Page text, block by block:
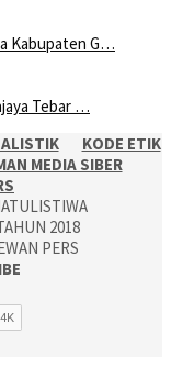
Kabupaten G…
Tebar …
KODE ETIK
MEDIA SIBER
2018
PERS